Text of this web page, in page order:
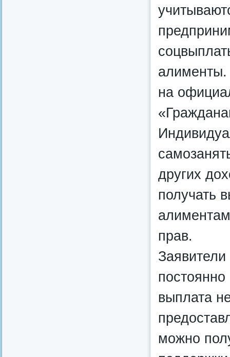
на
других
получать
прав.
выплата
можно